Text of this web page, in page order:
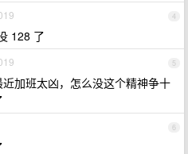
4
128 了
5
加班太凶，怎么没这个精神争十
6